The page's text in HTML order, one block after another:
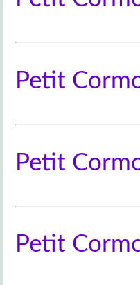
Petit
Petit
Petit